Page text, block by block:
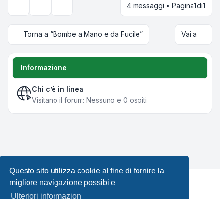
Questo sito utilizza cookie al fine di fornire la
migliore navigazione possibile
Ulteriori informazioni
Opzioni di visualizzazione e ordinamento
4 messaggi • Pagina1di1
Torna a “Bombe a Mano e da Fucile” Vai a
Informazione
Chi c’è in linea
Visitano il forum: Nessuno e 0 ospiti